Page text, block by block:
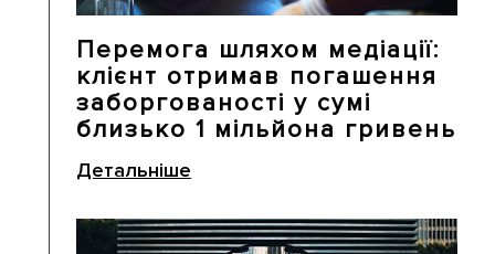
Перемога шляхом медіації:
клієнт отримав погашення
заборгованості у сумі
близько 1 мільйона гривень
Детальніше